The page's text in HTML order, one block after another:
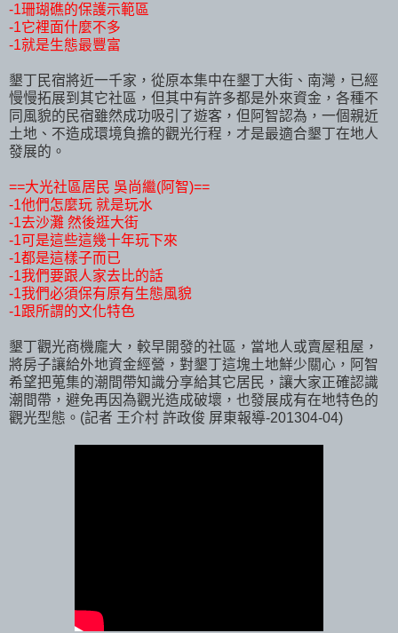
-1珊瑚礁的保護示範區
-1它裡面什麼不多
-1就是生態最豐富
墾丁民宿將近一千家，從原本集中在墾丁大街、南灣，已經
慢慢拓展到其它社區，但其中有許多都是外來資金，各種不
同風貌的民宿雖然成功吸引了遊客，但阿智認為，一個親近
土地、不造成環境負擔的觀光行程，才是最適合墾丁在地人
發展的。
==大光社區居民 吳尚繼(阿智)==
-1他們怎麼玩 就是玩水
-1去沙灘 然後逛大街
-1可是這些這幾十年玩下來
-1都是這樣子而已
-1我們要跟人家去比的話
-1我們必須保有原有生態風貌
-1跟所謂的文化特色
墾丁觀光商機龐大，較早開發的社區，當地人或賣屋租屋，
將房子讓給外地資金經營，對墾丁這塊土地鮮少關心，阿智
希望把蒐集的潮間帶知識分享給其它居民，讓大家正確認識
潮間帶，避免再因為觀光造成破壞，也發展成有在地特色的
觀光型態。(記者 王介村 許政俊 屏東報導-201304-04)